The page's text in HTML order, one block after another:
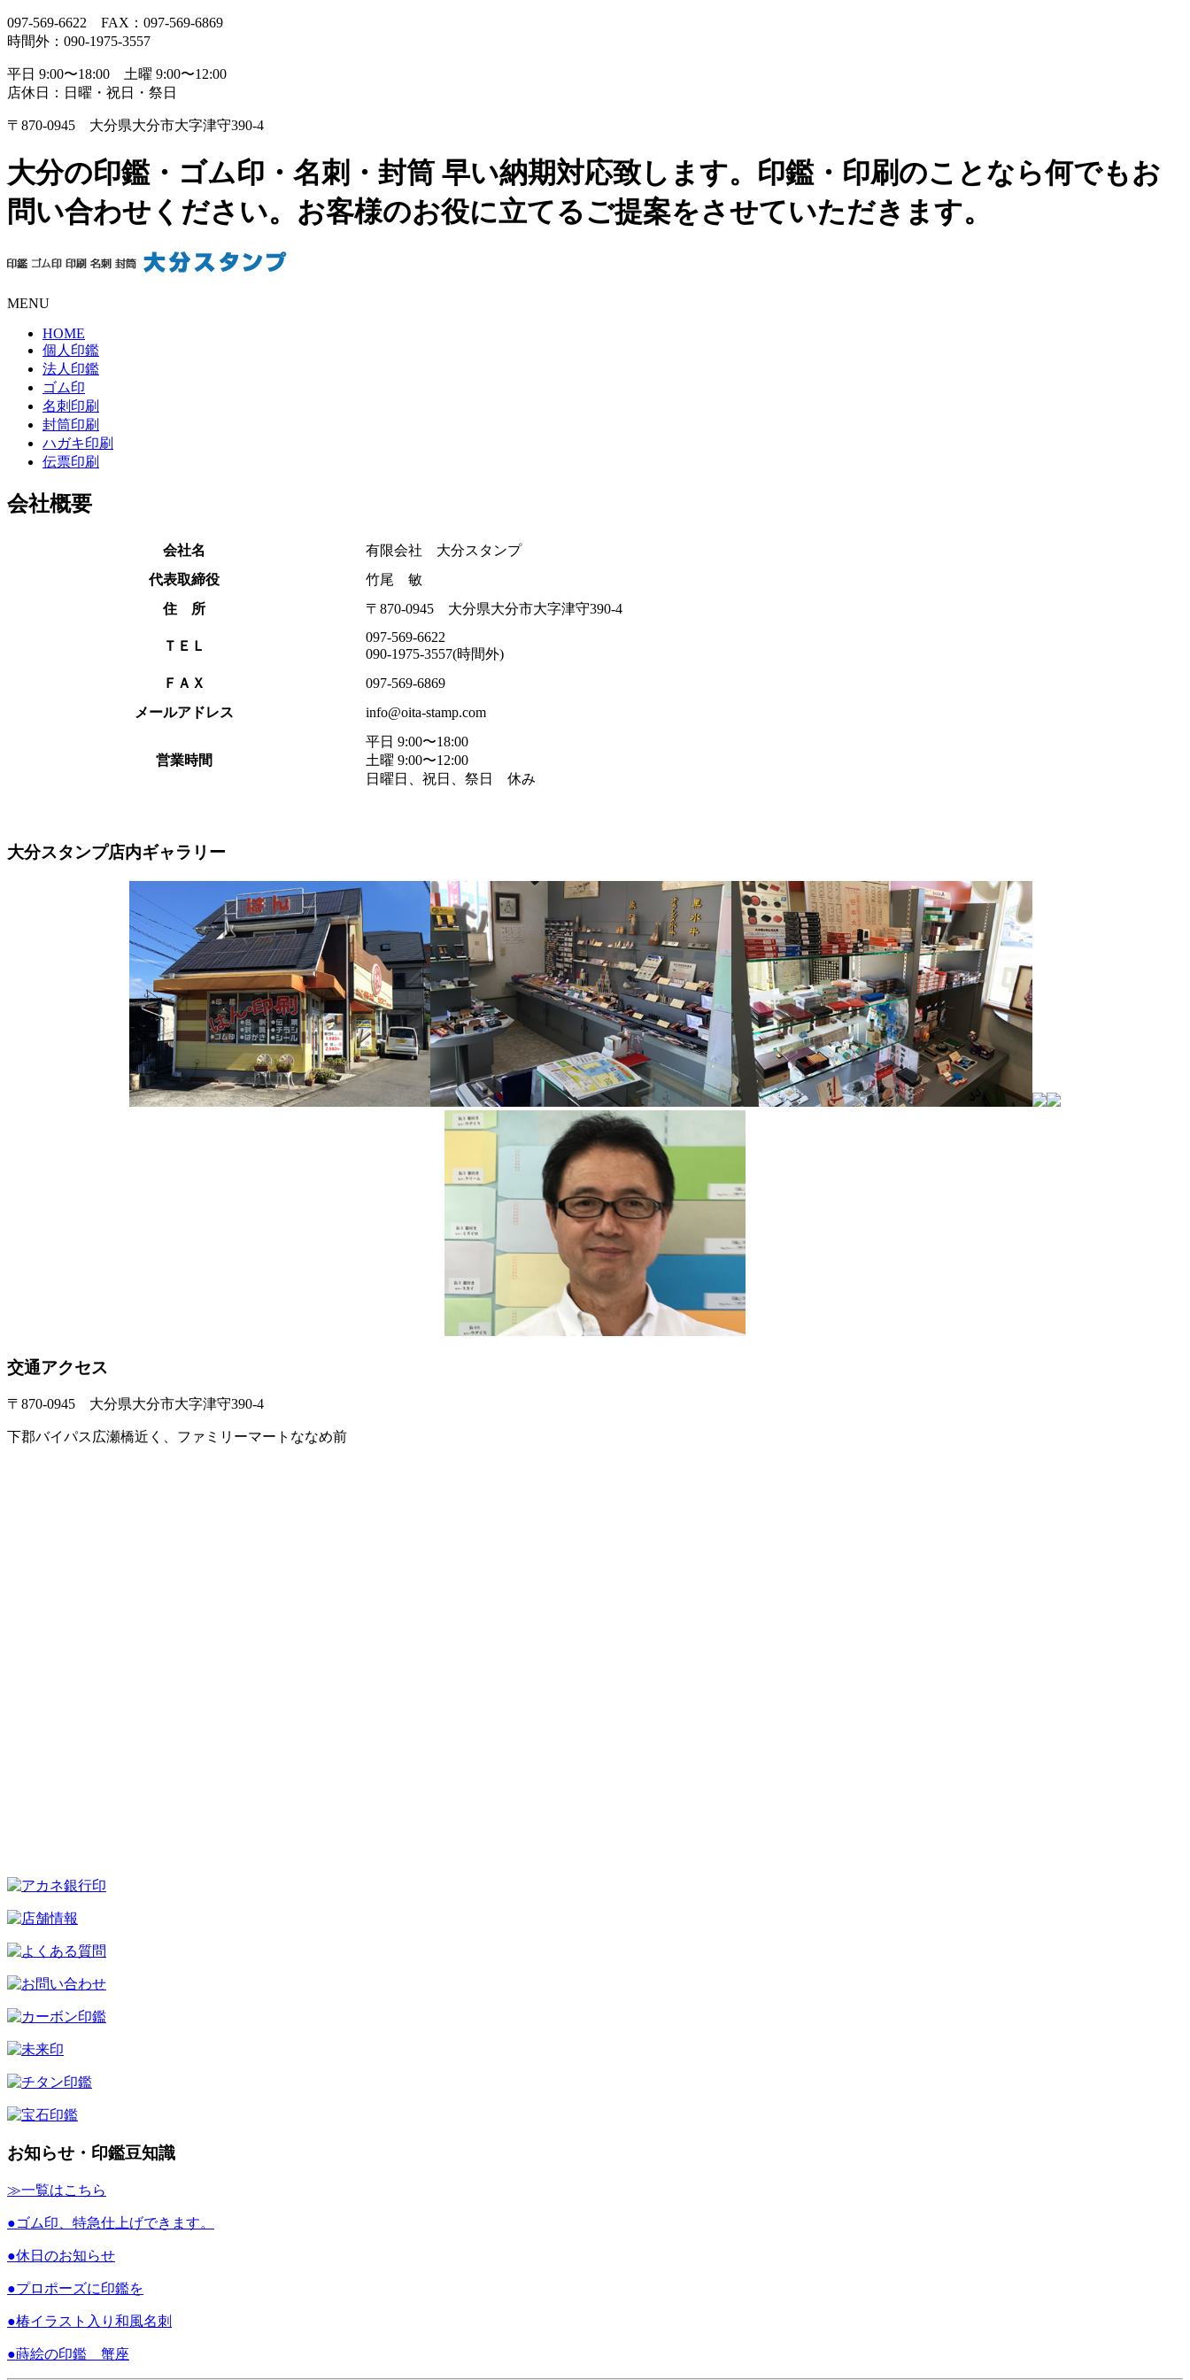
097-569-6622 FAX：097-569-6869
時間外：090-1975-3557
平日 9:00〜18:00 土曜 9:00〜12:00
店休日：日曜・祝日・祭日
〒870-0945 大分県大分市大字津守390-4
大分の印鑑・ゴム印・名刺・封筒 早い納期対応致します。印鑑・印刷のことなら何でもお
問い合わせください。お客様のお役に立てるご提案をさせていただきます。
MENU
HOME
個人印鑑
法人印鑑
ゴム印
名刺印刷
封筒印刷
ハガキ印刷
伝票印刷
会社概要
会社名
有限会社 大分スタンプ
代表取締役
竹尾 敏
住 所
〒870-0945 大分県大分市大字津守390-4
ＴＥＬ
097-569-6622
090-1975-3557(時間外)
ＦＡＸ
097-569-6869
メールアドレス
info@oita-stamp.com
営業時間
平日 9:00〜18:00
土曜 9:00〜12:00
日曜日、祝日、祭日 休み
大分スタンプ店内ギャラリー
交通アクセス
〒870-0945 大分県大分市大字津守390-4
下郡バイパス広瀬橋近く、ファミリーマートななめ前
お知らせ・印鑑豆知識
≫一覧はこちら
●ゴム印、特急仕上げできます。
●休日のお知らせ
●プロポーズに印鑑を
●椿イラスト入り和風名刺
●蒔絵の印鑑 蟹座